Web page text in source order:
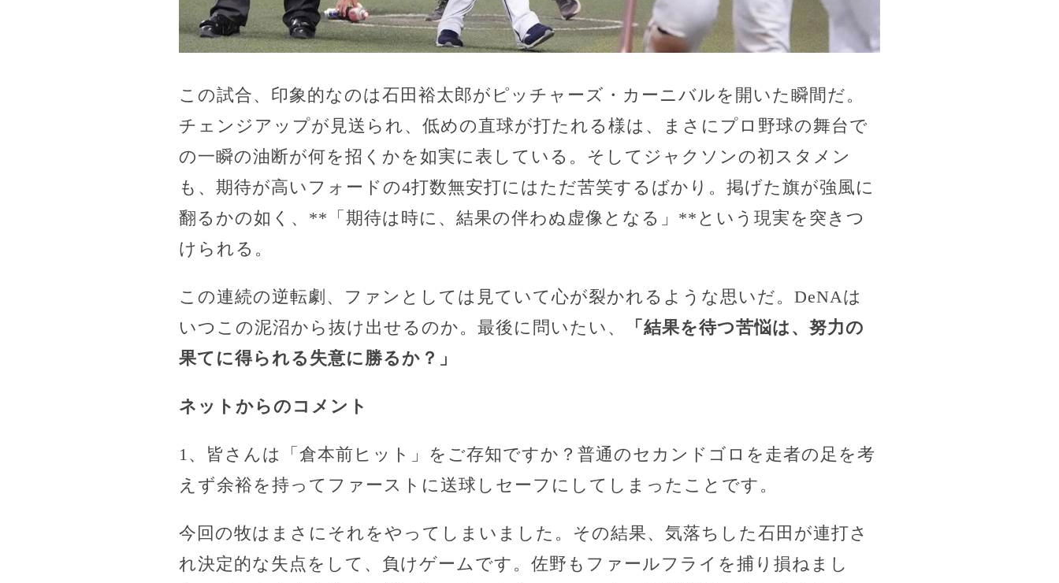
この試合、印象的なのは石田裕太郎がピッチャーズ・カーニバルを開いた瞬間だ。
チェンジアップが見送られ、低めの直球が打たれる様は、まさにプロ野球の舞台で
の一瞬の油断が何を招くかを如実に表している。そしてジャクソンの初スタメン
も、期待が高いフォードの4打数無安打にはただ苦笑するばかり。掲げた旗が強風に
翻るかの如く、**「期待は時に、結果の伴わぬ虚像となる」**という現実を突きつ
けられる。
この連続の逆転劇、ファンとしては見ていて心が裂かれるような思いだ。DeNAは
いつこの泥沼から抜け出せるのか。最後に問いたい、
「結果を待つ苦悩は、努力の
果てに得られる失意に勝るか？」
ネットからのコメント
1、皆さんは「倉本前ヒット」をご存知ですか？普通のセカンドゴロを走者の足を考
えず余裕を持ってファーストに送球しセーフにしてしまったことです。
今回の牧はまさにそれをやってしまいました。その結果、気落ちした石田が連打さ
れ決定的な失点をして、負けゲームです。佐野もファールフライを捕り損ねまし